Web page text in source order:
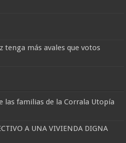
tenga más avales que votos
las familias de la Corrala Utopía
A UNA VIVIENDA DIGNA